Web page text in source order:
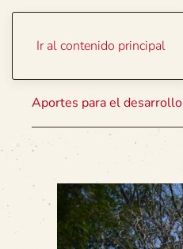
Ir al contenido principal
Aportes para el desarrollo